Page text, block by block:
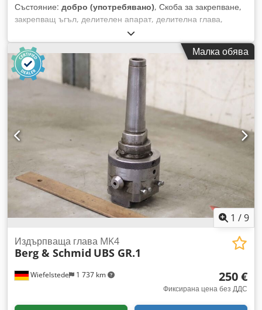
Състояние: добро (употребявано), Скоба за закрепване,
закрепващ ъгъл, делителен апарат, делителна глава,
въртяща маса, маса за фреза, закрепващ ъгъл с
тричелюстен патронник, закрепващ ъгъл с въртящ
патронник - Производител: Schmid, въртяща маса с
тричелюстен патронник Djdpfoii E Tnox Ahyjkr - Модел:
TWS200 - Размер на патронника: Ø 200 мм - Размери:
250/250/В365 мм - Тегло: 52 кг
Малка обява
1 /9
Wiefelstede 1 737 km
Издърпваща глава MK4
Berg & Schmid UBS GR.1
250 €
Фиксирана цена без ДДС